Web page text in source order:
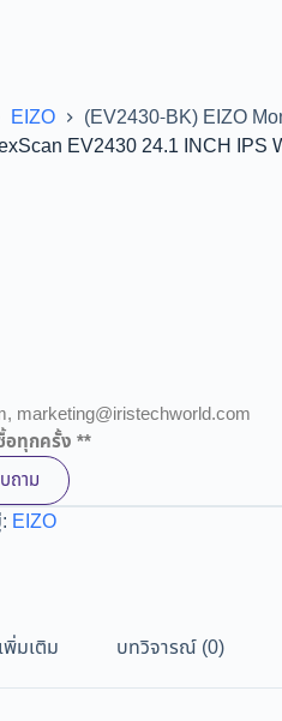
EIZO
(EV2430-BK) EIZO
EV2430 24.1 INCH IPS
marketing@iristechworld.com
ทุกครั้ง **
ถาม
EIZO
พิ่มเติม บทวิจารณ์ (0)